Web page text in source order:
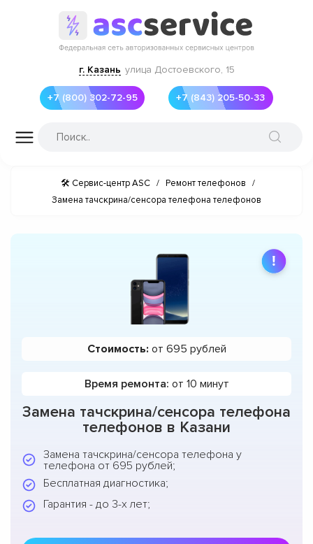
г. Казань улица Достоевского, 15
+7 (800) 302-72-95 +7 (843) 205-50-33
🛠 Сервис-центр ASC / Ремонт телефонов
/
Замена тачскрина/сенсора телефона телефонов
Замена тачскрина/сенсора телефона
телефонов в Казани
Замена тачскрина/сенсора телефона у
телефона от 695 рублей;
Бесплатная диагностика;
Гарантия - до 3-х лет;
Стоимость: от 695 рублей
Время ремонта: от 10 минут